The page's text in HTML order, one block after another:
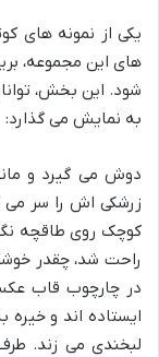
یکی از نمونه های
های این مجموعه،
شود. این بخش،
به نمایش می گذارد:
دوش می گیرد و
زرشکی اش را سر می
کوچک روی طاقچه
راحت شد، چقدر
در چارچوب قاب
ایستاده اند و
لبخندی می زند.